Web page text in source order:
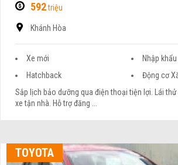
592triệu
Khánh Hòa
Xe mới
Nhập khẩu
Hatchback
Động cơ
Sắp lịch bảo dưỡng qua điện thoại tiện lợi. Lái
xe tận nhà. Hỗ trợ đăng ...
TOYOTA